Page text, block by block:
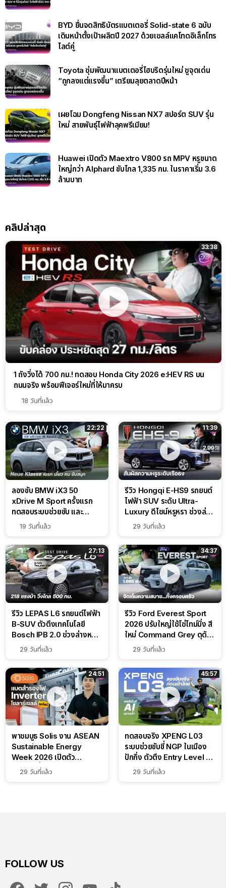
BYD ยื่นจดสิทธิบัตรแบตเตอรี่ Solid-state 6 ฉบับ
เดินหน้าตั้งเป้าผลิตปี 2027 ด้วยเซลล์แคโทดอิเล็กโทร
ไลต์คู่
Toyota ซุ่มพัฒนาแบตเตอรี่ไฮบริดรุ่นใหม่ ชูจุดเด่น
“ถูกลงแต่แรงขึ้น” เตรียมลุยตลาดปีหน้า
เผยโฉม Dongfeng Nissan NX7 สปอร์ต SUV รุ่น
ใหม่ สายพันธุ์ไฟฟ้าลุคพรีเมียม!
Huawei เปิดตัว Maextro V800 รถ MPV หรูขนาด
ใหญ่กว่า Alphard ขับไกล 1,335 กม. ในราคาเริ่ม 3.6
ล้านบาท
คลิปล่าสุด
33:38
1 ถังวิ่งได้ 700 กม.! ทดสอบ Honda City 2026 e:HEV RS บน
ถนนจริง พร้อมฟีเจอร์ใหม่ที่ให้มาครบ
18 วันที่แล้ว
22:22
ลองขับ BMW iX3 50
xDrive M Sport ครั้งแรก
ทดสอบระบบช่วยขับ และ
Performance แบบจัดเต็มใน
19 วันที่แล้ว
11:39
รีวิว Hongqi E-HS9 รถยนต์
ไฟฟ้า SUV ระดับ Ultra-
Luxury ดีไซน์หรูหรา ช่วงล่าง
CDC นุ่มหนึบเหนือระดับ
29 วันที่แล้ว
27:13
รีวิว LEPAS L6 รถยนต์ไฟฟ้า
B-SUV ตัวตึงเทคโนโลยี
Bosch IPB 2.0 ช่วงล่างหนึบ
ลุ้นราคา 7 แสนต้น
29 วันที่แล้ว
34:37
รีวิว Ford Everest Sport
2026 ปรับใหญ่ใช้โซ่ไทม์มิ่ง สี
ใหม่ Command Grey ดุดัน
สไตล์ครอบครัวสายลุย
29 วันที่แล้ว
24:51
พาชมบูธ Solis งาน ASEAN
Sustainable Energy
Week 2026 เปิดตัว
แบตเตอรี่ IntelliHouse และ
29 วันที่แล้ว
45:57
ทดสอบจริง XPENG L03
ระบบช่วยขับขี่ NGP ในเมือง
ปักกิ่ง ตัวตึง Entry Level ที่
ทำได้เกินตัว
29 วันที่แล้ว
FOLLOW US